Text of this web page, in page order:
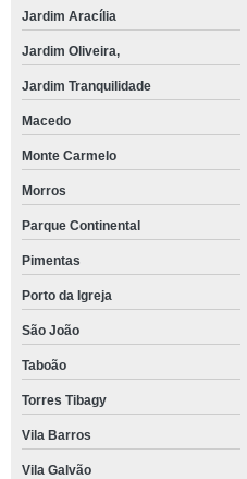
Jardim Aracília
Jardim Oliveira,
Jardim Tranquilidade
Macedo
Monte Carmelo
Morros
Parque Continental
Pimentas
Porto da Igreja
São João
Taboão
Torres Tibagy
Vila Barros
Vila Galvão